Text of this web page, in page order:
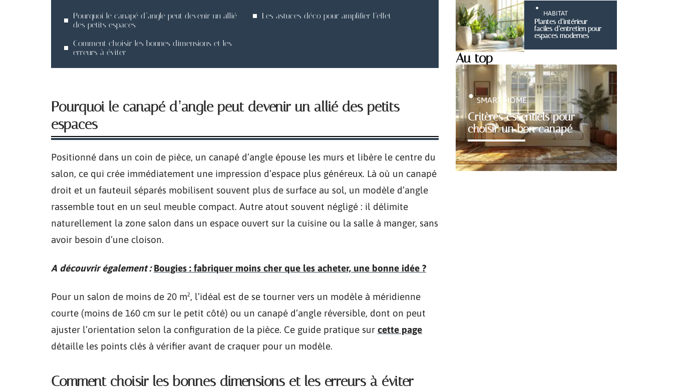
Pourquoi le canapé d’angle peut devenir un allié
des petits espaces
Comment choisir les bonnes dimensions et les
erreurs à éviter
Les astuces déco pour amplifier l’effet
Pourquoi le canapé d’angle peut devenir un allié des petits
espaces
Positionné dans un coin de pièce, un canapé d’angle épouse les murs et libère le centre du
salon, ce qui crée immédiatement une impression d’espace plus généreux. Là où un canapé
droit et un fauteuil séparés mobilisent souvent plus de surface au sol, un modèle d’angle
rassemble tout en un seul meuble compact. Autre atout souvent négligé : il délimite
naturellement la zone salon dans un espace ouvert sur la cuisine ou la salle à manger, sans
avoir besoin d’une cloison.
A découvrir également : Bougies : fabriquer moins cher que les acheter, une bonne idée ?
Pour un salon de moins de 20 m², l’idéal est de se tourner vers un modèle à méridienne
courte (moins de 160 cm sur le petit côté) ou un canapé d’angle réversible, dont on peut
ajuster l’orientation selon la configuration de la pièce. Ce guide pratique sur cette page
détaille les points clés à vérifier avant de craquer pour un modèle.
Comment choisir les bonnes dimensions et les erreurs à éviter
HABITAT
Plantes d’intérieur
faciles d’entretien pour
espaces modernes
Au top
Critères essentiels pour
choisir un bon canapé
SMART HOME